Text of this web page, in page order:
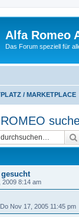
Alfa Romeo
Das Forum speziell für
/ MARKETPLACE
2009 8:14 am
Do Nov 17, 2005 11:45 pm